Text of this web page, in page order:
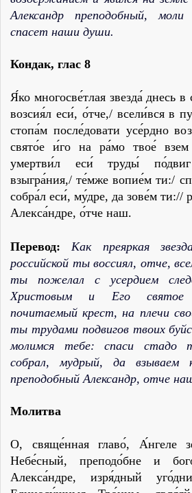
Александр преподобный,
спасет наши души.
Кондак, глас 8
Я́ко многосве́тлая звезда́ днесь
возсия́л еси́, о́тче,/ всели́вся в
стопа́м после́довати усе́рдно
свято́е и́го на ра́мо твое́
умертви́л еси́ труды́
взыгра́ния,/ те́мже вопие́м ти:/
собра́л еси́, му́дре, да зове́м ти://
Алекса́ндре, о́тче наш.
Перевод:
Как преяркая
российской ты воссиял, отче,
ты пожелал с усердием
Христовым и Его святое
почитаемый крест, на плечи
ты трудами подвигов твоих
молимся тебе: спаси стадо
собрал, мудрый, да взываем
преподобный Александр, отче
Молитва
О, свяще́нная главо́, А́нгеле
Небе́сный, преподо́бне и
Алекса́ндре, изря́дный